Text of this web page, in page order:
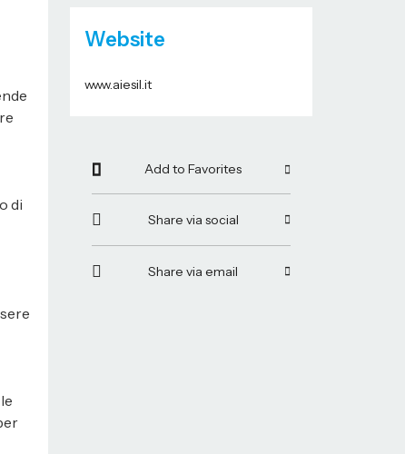
di
Website
www.aiesil.it
Add to Favorites
Share via social
Share via email